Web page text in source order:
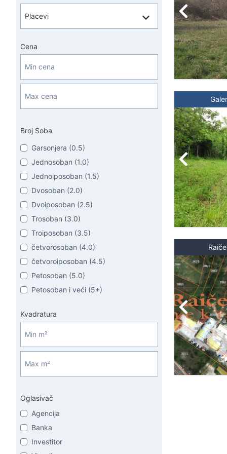
Cena
Broj Soba
Garsonjera (0.5)
Jednosoban (1.0)
Jednoiposoban (1.5)
Dvosoban (2.0)
Dvoiposoban (2.5)
Trosoban (3.0)
Troiposoban (3.5)
četvorosoban (4.0)
četvoroiposoban (4.5)
Petosoban (5.0)
Petosoban i veći (5+)
Kvadratura
Oglasivač
Agencija
Banka
Investitor